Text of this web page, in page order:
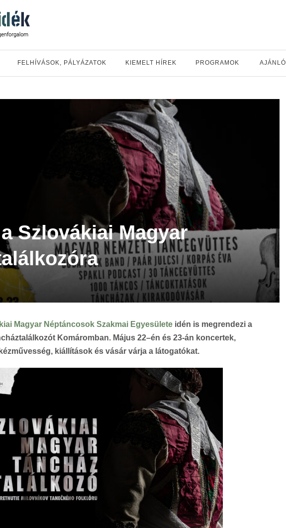
FELHÍVÁSOK, PÁLYÁZATOK KIEMELT HÍREK PROGRAMOK AJÁNLÓ
Szlovákiai Magyar
Magyar Néptáncosok Szakmai Egyesülete idén is megrendezi a
Komáromban. Május 22–én és 23-án koncertek,
kiállítások és vásár várja a látogatókat.